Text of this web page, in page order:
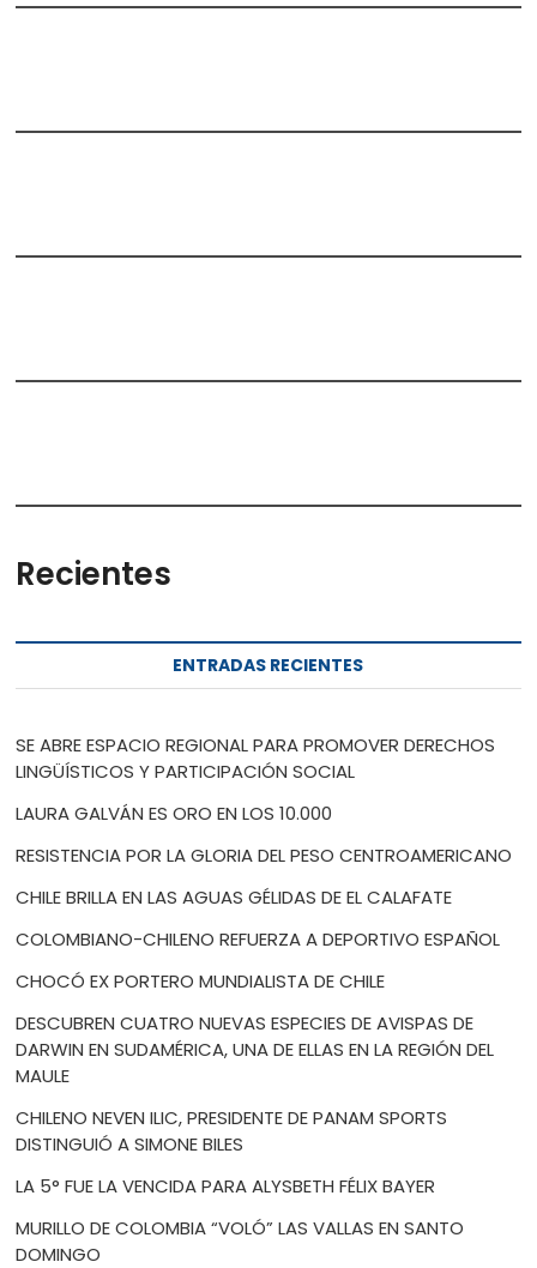
Recientes
ENTRADAS RECIENTES
SE ABRE ESPACIO REGIONAL PARA PROMOVER DERECHOS
LINGÜÍSTICOS Y PARTICIPACIÓN SOCIAL
LAURA GALVÁN ES ORO EN LOS 10.000
RESISTENCIA POR LA GLORIA DEL PESO CENTROAMERICANO
CHILE BRILLA EN LAS AGUAS GÉLIDAS DE EL CALAFATE
COLOMBIANO-CHILENO REFUERZA A DEPORTIVO ESPAÑOL
CHOCÓ EX PORTERO MUNDIALISTA DE CHILE
DESCUBREN CUATRO NUEVAS ESPECIES DE AVISPAS DE
DARWIN EN SUDAMÉRICA, UNA DE ELLAS EN LA REGIÓN DEL
MAULE
CHILENO NEVEN ILIC, PRESIDENTE DE PANAM SPORTS
DISTINGUIÓ A SIMONE BILES
LA 5° FUE LA VENCIDA PARA ALYSBETH FÉLIX BAYER
MURILLO DE COLOMBIA “VOLÓ” LAS VALLAS EN SANTO
DOMINGO